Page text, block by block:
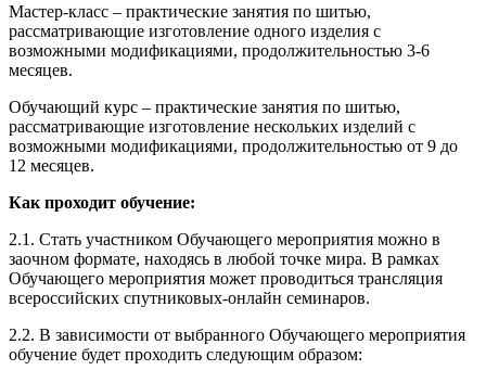
Мастер-класс – практические занятия по шитью,
рассматривающие изготовление одного изделия с
возможными модификациями, продолжительностью 3-6
месяцев.
Обучающий курс – практические занятия по шитью,
рассматривающие изготовление нескольких изделий с
возможными модификациями, продолжительностью от 9 до
12 месяцев.
Как проходит обучение:
2.1. Стать участником Обучающего мероприятия можно в
заочном формате, находясь в любой точке мира. В рамках
Обучающего мероприятия может проводиться трансляция
всероссийских спутниковых-онлайн семинаров.
2.2. В зависимости от выбранного Обучающего мероприятия
обучение будет проходить следующим образом: